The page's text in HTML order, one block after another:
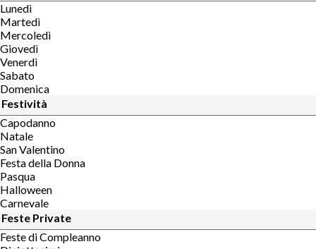
Lunedì
Martedì
Mercoledì
Giovedì
Venerdì
Sabato
Domenica
Festività
Capodanno
Natale
San Valentino
Festa della Donna
Pasqua
Halloween
Carnevale
Feste Private
Feste di Compleanno